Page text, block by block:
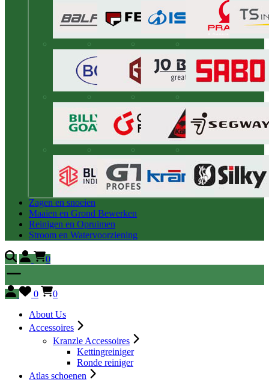
Zagen en snoeien
Maaien en Grond Bewerken
Reinigen en Opruimen
Stroom en Watervoorziening
0
0
0
About Us
Accessoires
Kranzle Accessoires
Kettingreiniger
Ronde reiniger
Atlas schoenen